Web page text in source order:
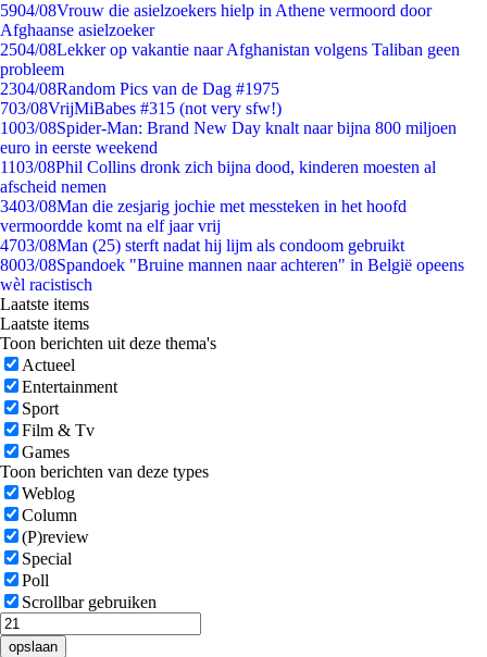
5904/08Vrouw die asielzoekers hielp in Athene vermoord door
Afghaanse asielzoeker
2504/08Lekker op vakantie naar Afghanistan volgens Taliban geen
probleem
2304/08Random Pics van de Dag #1975
703/08VrijMiBabes #315 (not very sfw!)
1003/08Spider-Man: Brand New Day knalt naar bijna 800 miljoen
euro in eerste weekend
1103/08Phil Collins dronk zich bijna dood, kinderen moesten al
afscheid nemen
3403/08Man die zesjarig jochie met messteken in het hoofd
vermoordde komt na elf jaar vrij
4703/08Man (25) sterft nadat hij lijm als condoom gebruikt
8003/08Spandoek "Bruine mannen naar achteren" in België opeens
wèl racistisch
Laatste items
Laatste items
Toon berichten uit deze thema's
Actueel
Entertainment
Sport
Film & Tv
Games
Toon berichten van deze types
Weblog
Column
(P)review
Special
Poll
Scrollbar gebruiken
opslaan